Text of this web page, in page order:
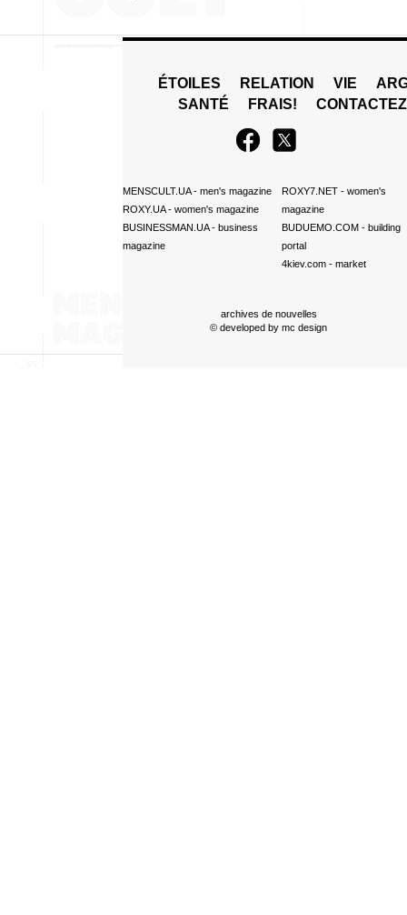
ÉTOILES RELATION VIE
SANTÉ
FRAIS!
MENSCULT.UA- men's magazine
ROXY.UA- women's magazine
BUSINESSMAN.UA- business
magazine
ROXY7.NET- women's
magazine
BUDUEMO.COM- building
portal
4kiev.com- market
archives de nouvelles
© developed by mc design